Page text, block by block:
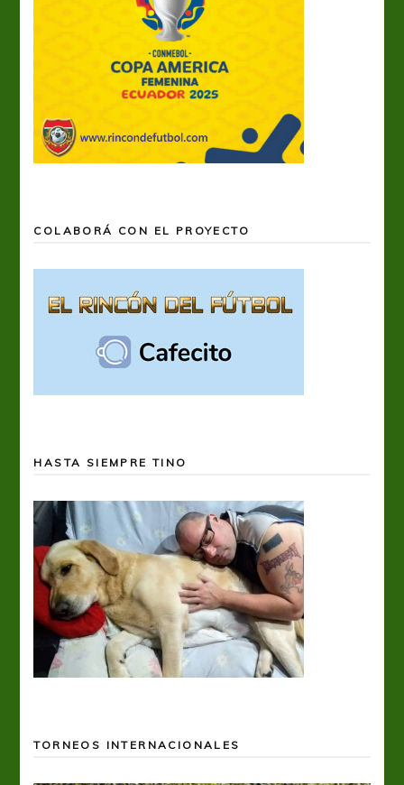
COLABORÁ CON EL PROYECTO
HASTA SIEMPRE TINO
TORNEOS INTERNACIONALES